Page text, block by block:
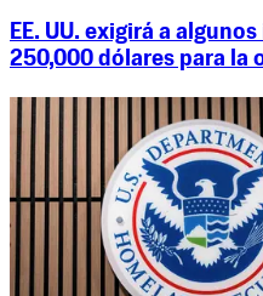
EE. UU. exigirá a
250,000 dólares para la